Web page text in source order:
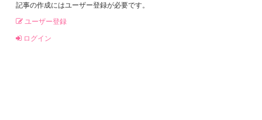
記事の作成にはユーザー登録が必要です。
ユーザー登録
ログイン